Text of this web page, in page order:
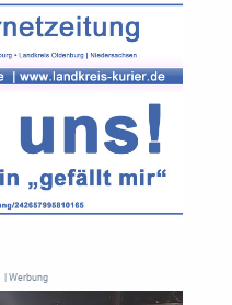
| Werbung